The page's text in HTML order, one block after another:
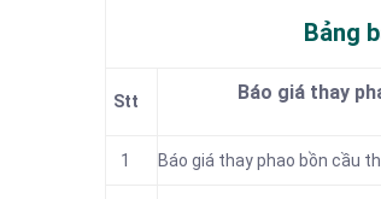
Bảng
Stt Báo giá thay
1 Báo giá thay phao bồn cầu